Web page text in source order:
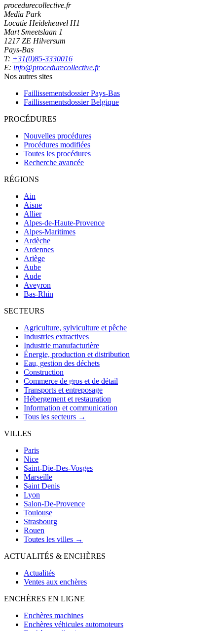
procedurecollective.fr
Media Park
Locatie Heideheuvel H1
Mart Smeetslaan 1
1217 ZE Hilversum
Pays-Bas
T: +31(0)85-3330016
E: info@procedurecollective.fr
Nos autres sites
Faillissementsdossier Pays-Bas
Faillissementsdossier Belgique
PROCÉDURES
Nouvelles procédures
Procédures modifiées
Toutes les procédures
Recherche avancée
RÉGIONS
Ain
Aisne
Allier
Alpes-de-Haute-Provence
Alpes-Maritimes
Ardèche
Ardennes
Ariège
Aube
Aude
Aveyron
Bas-Rhin
SECTEURS
Agriculture, sylviculture et pêche
Industries extractives
Industrie manufacturière
Énergie, production et distribution
Eau, gestion des déchets
Construction
Commerce de gros et de détail
Transports et entreposage
Hébergement et restauration
Information et communication
Tous les secteurs →
VILLES
Paris
Nice
Saint-Die-Des-Vosges
Marseille
Saint Denis
Lyon
Salon-De-Provence
Toulouse
Strasbourg
Rouen
Toutes les villes →
ACTUALITÉS & ENCHÈRES
Actualités
Ventes aux enchères
ENCHÈRES EN LIGNE
Enchères machines
Enchères véhicules automoteurs